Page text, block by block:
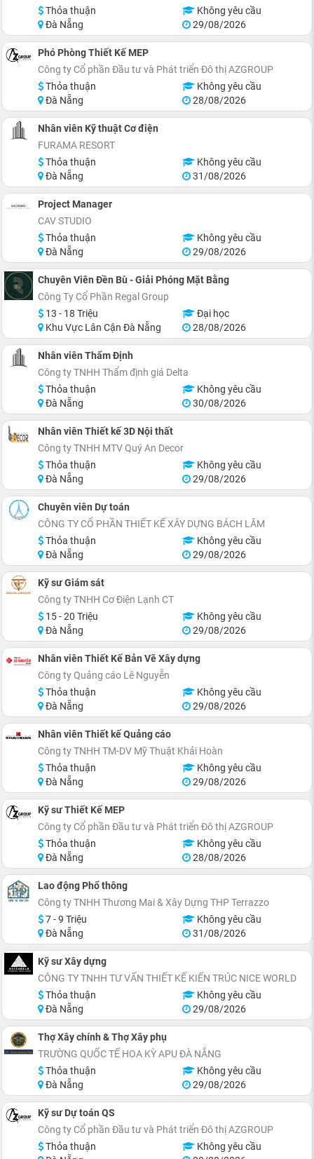
Thỏa thuận
Không yêu cầu
Đà Nẵng
29/08/2026
Phó Phòng Thiết Kế MEP
Công ty Cổ phần Đầu tư và Phát triển Đô thị AZGROUP
Thỏa thuận
Không yêu cầu
Đà Nẵng
28/08/2026
Nhân viên Kỹ thuật Cơ điện
FURAMA RESORT
Thỏa thuận
Không yêu cầu
Đà Nẵng
31/08/2026
Project Manager
CAV STUDIO
Thỏa thuận
Không yêu cầu
Đà Nẵng
29/08/2026
Chuyên Viên Đền Bù - Giải Phóng Mặt Bằng
Công Ty Cổ Phần Regal Group
13 - 18 Triệu
Đại học
Khu Vực Lân Cận Đà Nẵng
28/08/2026
Nhân viên Thẩm Định
Công ty TNHH Thẩm định giá Delta
Thỏa thuận
Không yêu cầu
Đà Nẵng
30/08/2026
Nhân viên Thiết kế 3D Nội thất
Công ty TNHH MTV Quý An Decor
Thỏa thuận
Không yêu cầu
Đà Nẵng
29/08/2026
Chuyên viên Dự toán
CÔNG TY CỔ PHẦN THIẾT KẾ XÂY DỰNG BÁCH LÂM
Thỏa thuận
Không yêu cầu
Đà Nẵng
29/08/2026
Kỹ sư Giám sát
Công ty TNHH Cơ Điện Lạnh CT
15 - 20 Triệu
Không yêu cầu
Đà Nẵng
29/08/2026
Nhân viên Thiết Kế Bản Vẽ Xây dựng
Công ty Quảng cáo Lê Nguyễn
Thỏa thuận
Không yêu cầu
Đà Nẵng
29/08/2026
Nhân viên Thiết kế Quảng cáo
Công ty TNHH TM-DV Mỹ Thuật Khải Hoàn
Thỏa thuận
Không yêu cầu
Đà Nẵng
29/08/2026
Kỹ sư Thiết Kế MEP
Công ty Cổ phần Đầu tư và Phát triển Đô thị AZGROUP
Thỏa thuận
Không yêu cầu
Đà Nẵng
28/08/2026
Lao động Phổ thông
Công ty TNHH Thương Mai & Xây Dựng THP Terrazzo
7 - 9 Triệu
Không yêu cầu
Đà Nẵng
31/08/2026
Kỹ sư Xây dựng
CÔNG TY TNHH TƯ VẤN THIẾT KẾ KIẾN TRÚC NICE WORLD
Thỏa thuận
Không yêu cầu
Đà Nẵng
29/08/2026
Thợ Xây chính & Thợ Xây phụ
TRƯỜNG QUỐC TẾ HOA KỲ APU ĐÀ NẴNG
Thỏa thuận
Không yêu cầu
Đà Nẵng
29/08/2026
Kỹ sư Dự toán QS
Công ty Cổ phần Đầu tư và Phát triển Đô thị AZGROUP
Thỏa thuận
Không yêu cầu